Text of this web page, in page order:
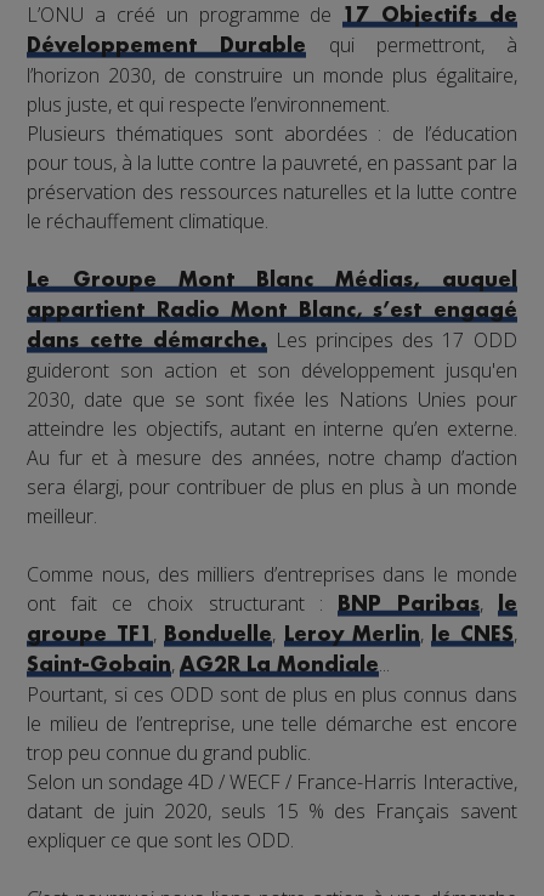
L’ONU a créé un programme de17 Objectifs de
Développement Durable
qui permettront, à
l’horizon 2030, de construire un monde plus égalitaire,
plus juste, et qui respecte l’environnement.
Plusieurs thématiques sont abordées : de l’éducation
pour tous, à la lutte contre la pauvreté, en passant par la
préservation des ressources naturelles et la lutte contre
le réchauffement climatique.
Le Groupe Mont Blanc Médias, auquel
appartient Radio Mont Blanc, s’est engagé
dans cette démarche.Les principes des 17 ODD
guideront son action et son développement jusqu'en
2030, date que se sont fixée les Nations Unies pour
atteindre les objectifs, autant en interne qu’en externe.
Au fur et à mesure des années, notre champ d’action
sera élargi, pour contribuer de plus en plus à un monde
meilleur.
Comme nous, des milliers d’entreprises dans le monde
ont fait ce choix structurant :
BNP Paribas,
le
groupe TF1 , Bonduelle, Leroy Merlin, le CNES,
Saint-Gobain,AG2R La Mondiale...
Pourtant, si ces ODD sont de plus en plus connus dans
le milieu de l’entreprise, une telle démarche est encore
trop peu connue du grand public.
Selon un sondage 4D / WECF / France-Harris Interactive,
datant de juin 2020, seuls 15 % des Français savent
expliquer ce que sont les ODD.